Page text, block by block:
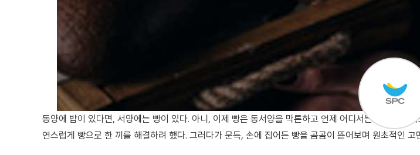
동양에 밥이 있다면, 서양에는 빵이 있다. 아니, 이제 빵은 동서양을 막론하고 언제 어디서든 주식과 간
연스럽게 빵으로 한 끼를 해결하려 했다. 그러다가 문득, 손에 집어든 빵을 곰곰이 뜯어보며 원초적인